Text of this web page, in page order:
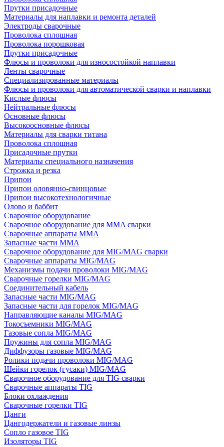
Прутки присадочные
Материалы для наплавки и ремонта деталей
Электроды сварочные
Проволока сплошная
Проволока порошковая
Прутки присадочные
Флюсы и проволоки для износостойкой наплавки
Ленты сварочные
Специализированные материалы
Флюсы и проволоки для автоматической сварки и наплавки
Кислые флюсы
Нейтральные флюсы
Основные флюсы
Высокоосновные флюсы
Материалы для сварки титана
Проволока сплошная
Присадочные прутки
Материалы специального назначения
Строжка и резка
Припои
Припои оловянно-свинцовые
Припои высокотехнологичные
Олово и баббит
Сварочное оборудование
Сварочное оборудование для MMA сварки
Сварочные аппараты MMA
Запасные части MMA
Сварочное оборудование для MIG/MAG сварки
Сварочные аппараты MIG/MAG
Механизмы подачи проволоки MIG/MAG
Сварочные горелки MIG/MAG
Соединительный кабель
Запасные части MIG/MAG
Запасные части для горелок MIG/MAG
Направляющие каналы MIG/MAG
Токосъемники MIG/MAG
Газовые сопла MIG/MAG
Пружины для сопла MIG/MAG
Диффузоры газовые MIG/MAG
Ролики подачи проволоки MIG/MAG
Шейки горелок (гусаки) MIG/MAG
Сварочное оборудование для TIG сварки
Сварочные аппараты TIG
Блоки охлаждения
Сварочные горелки TIG
Цанги
Цангодержатели и газовые линзы
Сопло газовое TIG
Изоляторы TIG